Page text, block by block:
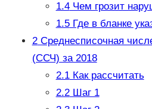
1.4Чем грозит
1.5Где в бланке
2Среднесписочная
(ССЧ) за 2018
2.1Как рассчитать
2.2Шаг 1